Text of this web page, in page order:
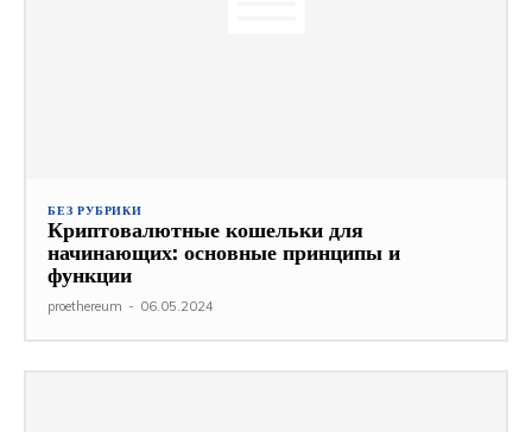
БЕЗ РУБРИКИ
Криптовалютные кошельки для
начинающих: основные принципы и
функции
proethereum - 06.05.2024